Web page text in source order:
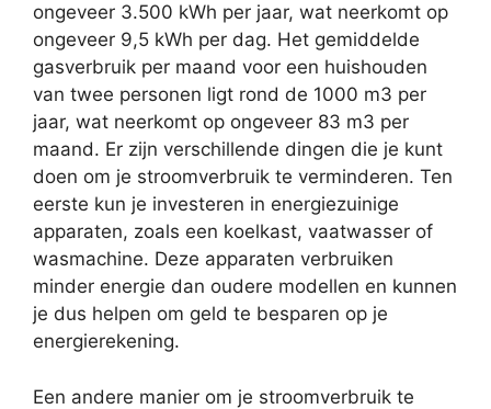
ongeveer 3.500 kWh per jaar, wat neerkomt op
ongeveer 9,5 kWh per dag. Het gemiddelde
gasverbruik per maand voor een huishouden
van twee personen ligt rond de 1000 m3 per
jaar, wat neerkomt op ongeveer 83 m3 per
maand. Er zijn verschillende dingen die je kunt
doen om je stroomverbruik te verminderen. Ten
eerste kun je investeren in energiezuinige
apparaten, zoals een koelkast, vaatwasser of
wasmachine. Deze apparaten verbruiken
minder energie dan oudere modellen en kunnen
je dus helpen om geld te besparen op je
energierekening.
Een andere manier om je stroomverbruik te